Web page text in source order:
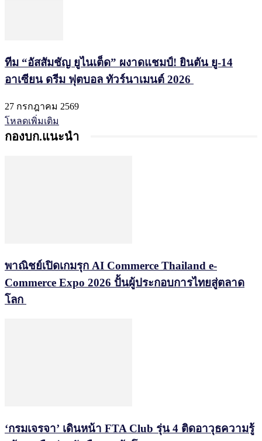
ทีม “อัสสัมชัญ ยูไนเต็ด” ผงาดแชมป์! ยินตัน ยู-14
อาเซียน ดรีม ฟุตบอล ทัวร์นาเมนต์ 2026
27 กรกฎาคม 2569
โหลดเพิ่มเติม
กองบก.แนะนำ
พาณิชย์เปิดเกมรุก AI Commerce Thailand e-
Commerce Expo 2026 ปั้นผู้ประกอบการไทยสู่ตลาด
โลก
‘กรมเจรจา’ เดินหน้า FTA Club รุ่น 4 ติดอาวุธความรู้